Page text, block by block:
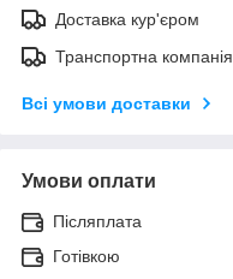
Доставка кур'єром
Транспортна компанія
Всі умови доставки
Умови оплати
Післяплата
Готівкою